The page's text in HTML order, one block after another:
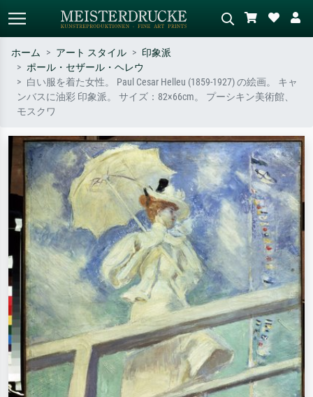
標準検索 AI画像検索
作家名・作品名・スタイルで検索
– 例：モネ、星月夜、印象派、北
シーンを説明してください – 例：
ド。
ホーム アート スタイル
印象派
ポール・セザール・ヘレウ
白い服を着た女性。 Paul Cesar Helleu (1859-1927) の絵画。 キャ
ンバスに油彩 印象派。 サイズ：82×66cm。 プーシキン美術館、
モスクワ